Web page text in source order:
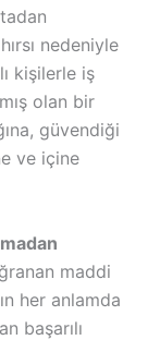
nedeniyle
kişilerle iş
olan bir
güvendiği
ve içine
maddi
her anlamda
başarılı